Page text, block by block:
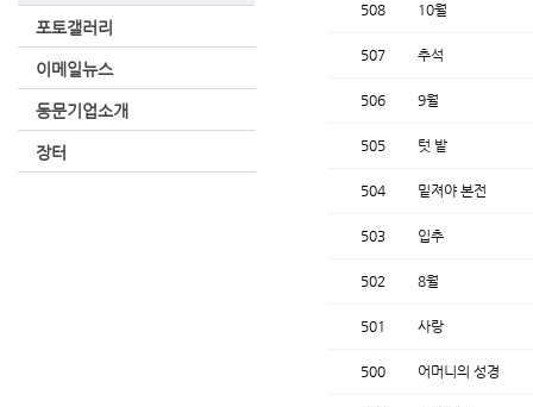
포토갤러리
이메일뉴스
동문기업소개
장터
508 10월
507 추석
506 9월
505 텃 밭
504 밑져야 본전
503 입추
502 8월
501 사랑
500 어머니의 성경